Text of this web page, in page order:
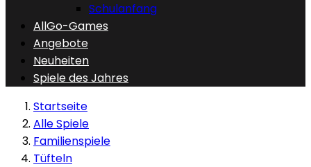
Schulanfang
AllGo-Games
Angebote
Neuheiten
Spiele des Jahres
Startseite
Alle Spiele
Familienspiele
Tüfteln